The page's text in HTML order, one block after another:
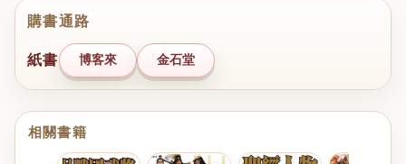
購書通路
紙書 博客來 金石堂
相關書籍